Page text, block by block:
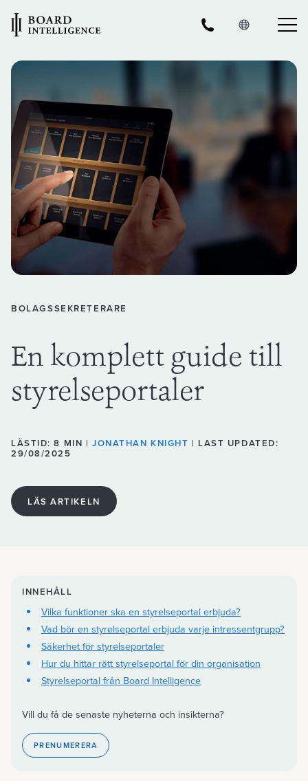
BOLAGSSEKRETERARE
En komplett guide till
styrelseportaler
LÄSTID: 8 MIN | JONATHAN KNIGHT | LAST UPDATED:
29/08/2025
LÄS ARTIKELN
INNEHÅLL
Vilka funktioner ska en styrelseportal erbjuda?
Vad bör en styrelseportal erbjuda varje intressentgrupp?
Säkerhet för styrelseportaler
Hur du hittar rätt styrelseportal för din organisation
Styrelseportal från Board Intelligence
Vill du få de senaste nyheterna och insikterna?
PRENUMERERA